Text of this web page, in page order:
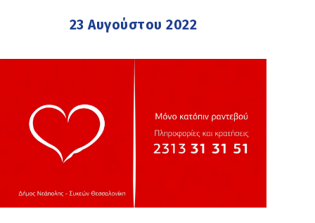
23 Αυγούστου 2022